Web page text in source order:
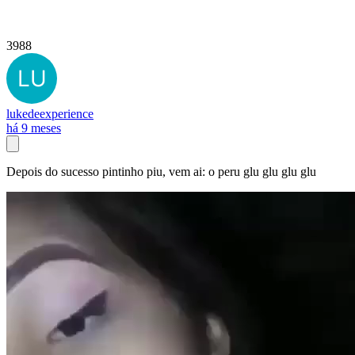
3988
lukedeexperience
há 9 meses
Depois do sucesso pintinho piu, vem ai: o peru glu glu glu glu